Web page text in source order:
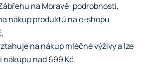
na Moravě: podrobnosti,
nákup produktů na e-shopu
na nákup mléčné výživy a lze
nákupu nad 699 Kč.